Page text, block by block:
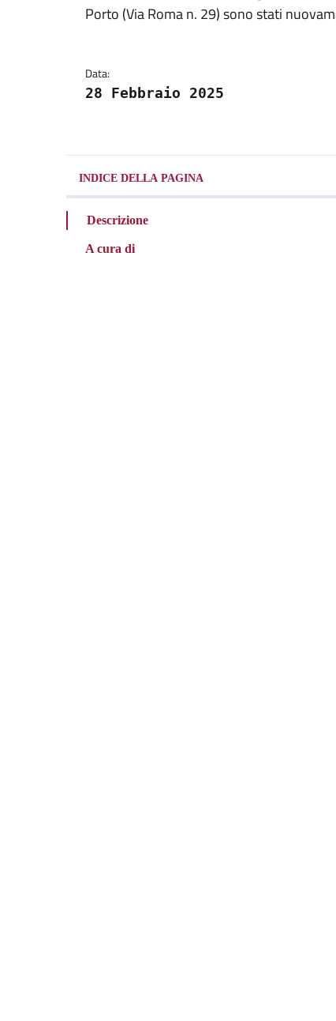
Porto (Via Roma n. 29) sono stati
Data:
28 Febbraio 2025
INDICE DELLA PAGINA
Descrizione
A cura di